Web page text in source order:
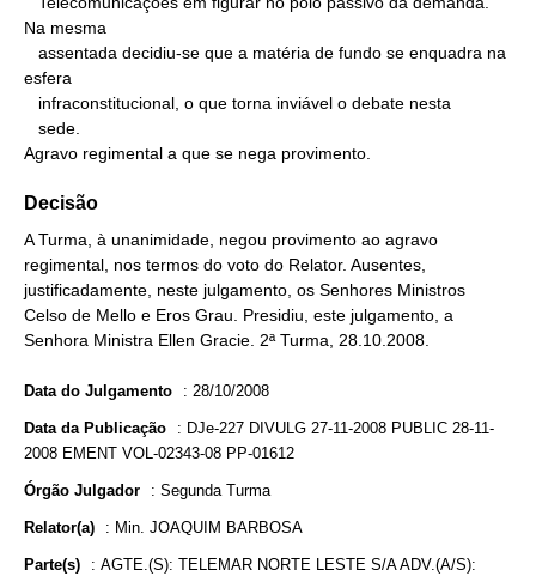
Na mesma
esfera
Agravo regimental a que se nega provimento.
Decisão
A Turma, à unanimidade, negou provimento ao agravo
regimental, nos termos do voto do Relator. Ausentes,
justificadamente, neste julgamento, os Senhores Ministros
Celso de Mello e Eros Grau. Presidiu, este julgamento, a
Senhora Ministra Ellen Gracie. 2ª Turma, 28.10.2008.
Data do Julgamento : 28/10/2008
Data da Publicação : DJe-227 DIVULG 27-11-2008 PUBLIC 28-11-
2008 EMENT VOL-02343-08 PP-01612
Órgão Julgador : Segunda Turma
Relator(a) : Min. JOAQUIM BARBOSA
Parte(s) : AGTE.(S): TELEMAR NORTE LESTE S/A ADV.(A/S):